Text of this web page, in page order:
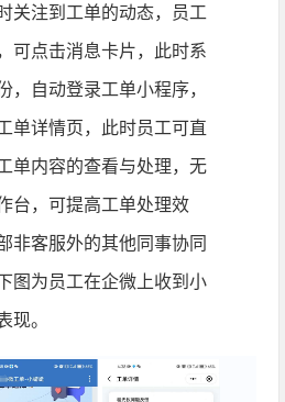
关注到工单的动态，员工
可点击消息卡片，此时系
，自动登录工单小程序，
单详情页，此时员工可直
单内容的查看与处理，无
台，可提高工单处理效
非客服外的其他同事协同
图为员工在企微上收到小
现。